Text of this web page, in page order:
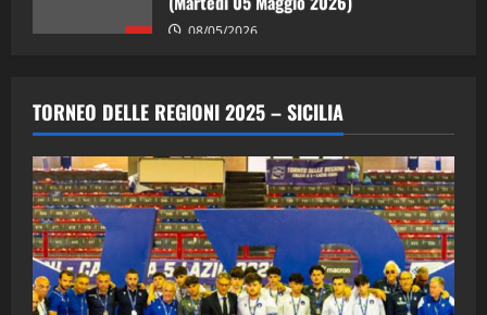
08/05/2026
2
“SportEmpire” in Podcast: 29^ Puntata
(Martedi 28 Aprile 2026)
28/04/2026
3
"SportEmpire" in Podcast
“SportEmpire” in Podcast: 28^ Puntata
(Martedi 21 Aprile 2026)
21/04/2026
TORNEO DELLE REGIONI 2025 – SICILIA